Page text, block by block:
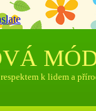
respektem k lidem a